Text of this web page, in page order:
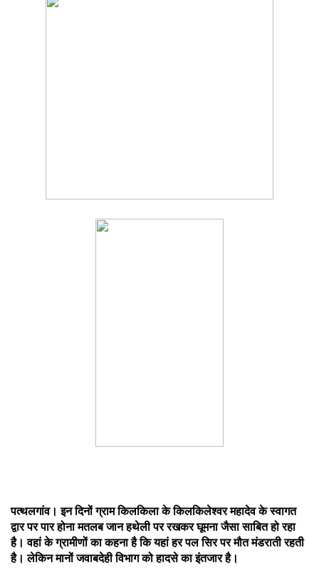
पत्थलगांव। इन दिनों ग्राम किलकिला के किलकिलेश्वर महादेव के स्वागत
द्वार पर पार होना मतलब जान हथेली पर रखकर घूमना जैसा साबित हो रहा
है। वहां के ग्रामीणों का कहना है कि यहां हर पल सिर पर मौत मंडराती रहती
है। लेकिन मानों जवाबदेही विभाग को हादसे का इंतजार है।